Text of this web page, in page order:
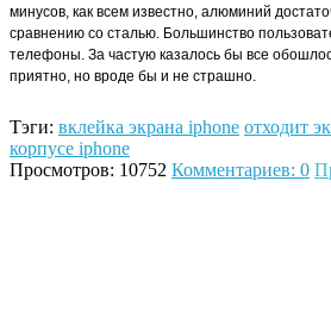
минусов, как всем известно, алюминий
сравнению со сталью. Большинство
телефоны. За частую казалось бы все
приятно, но вроде бы и не страшно.
Тэги: вклейка экрана iphone отходит
корпусе iphone
Просмотров: 10752 Комментариев: 0